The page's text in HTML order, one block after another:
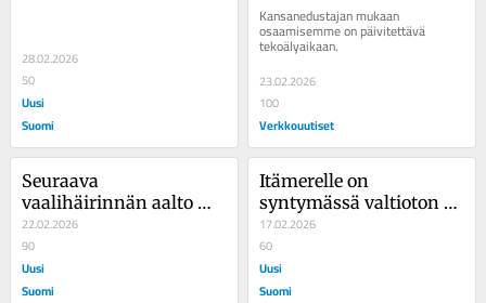
28.02.2026
50
Uusi
Suomi
Kansanedustajan mukaan
osaamisemme on päivitettävä
tekoälyaikaan.
23.02.2026
100
Verkkouutiset
Seuraava
vaalihäirinnän aalto
tulee tekoälystä,
Suomen syytä varautua
22.02.2026
90
Uusi
Suomi
Itämerelle on
syntymässä valtioton
vyöhyke
17.02.2026
60
Uusi
Suomi